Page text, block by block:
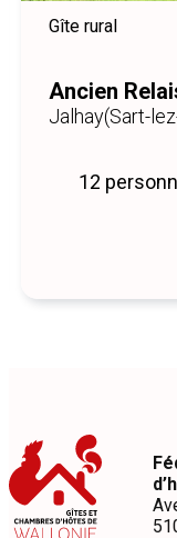
Gîte rural
Ancien
Jalhay(Sart-
12